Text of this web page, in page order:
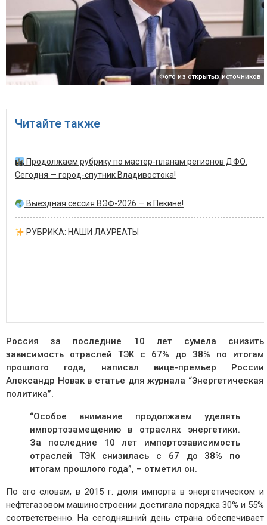
Фото из открытых источников
Читайте также
Продолжаем рубрику по мастер-планам регионов ДФО.
Сегодня — город-спутник Владивостока!
Выездная сессия ВЭФ-2026 — в Пекине!
РУБРИКА: НАШИ ЛАУРЕАТЫ
Россия за последние 10 лет сумела снизить
зависимость отраслей ТЭК с 67% до 38% по итогам
прошлого года, написал вице-премьер России
Александр Новак в статье для журнала “Энергетическая
политика”.
“Особое внимание продолжаем уделять
импортозамещению в отраслях энергетики.
За последние 10 лет импортозависимость
отраслей ТЭК снизилась с 67 до 38% по
итогам прошлого года”, – отметил он.
По его словам, в 2015 г. доля импорта в энергетическом и
нефтегазовом машиностроении достигала порядка 30% и 55%
соответственно. На сегодняшний день страна обеспечивает